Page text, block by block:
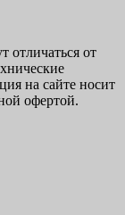
отличаться от
на сайте носит
офертой.